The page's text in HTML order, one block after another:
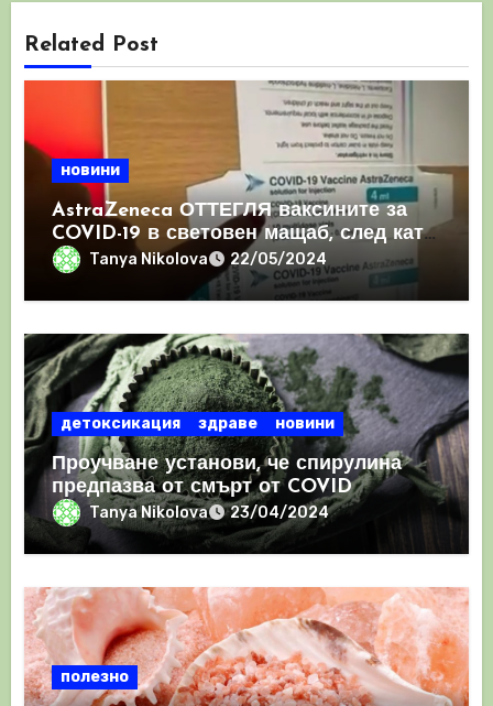
Related Post
новини
AstraZeneca ОТТЕГЛЯ ваксините за
COVID-19 в световен мащаб, след като
призна, че те причиняват КРЪВНИ
Tanya Nikolova 22/05/2024
детоксикация здраве новини
Проучване установи, че спирулина
предпазва от смърт от COVID
Tanya Nikolova 23/04/2024
полезно